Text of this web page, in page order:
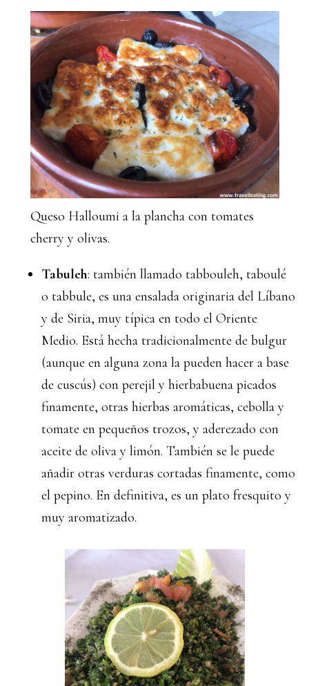
Queso Halloumi a la plancha con tomates
cherry y olivas.
Tabuleh: también llamado tabbouleh, taboulé
o tabbule, es una ensalada originaria del Líbano
y de Siria, muy típica en todo el Oriente
Medio. Está hecha tradicionalmente de bulgur
(aunque en alguna zona la pueden hacer a base
de cuscús) con perejil y hierbabuena picados
finamente, otras hierbas aromáticas, cebolla y
tomate en pequeños trozos, y aderezado con
aceite de oliva y limón. También se le puede
añadir otras verduras cortadas finamente, como
el pepino. En definitiva, es un plato fresquito y
muy aromatizado.